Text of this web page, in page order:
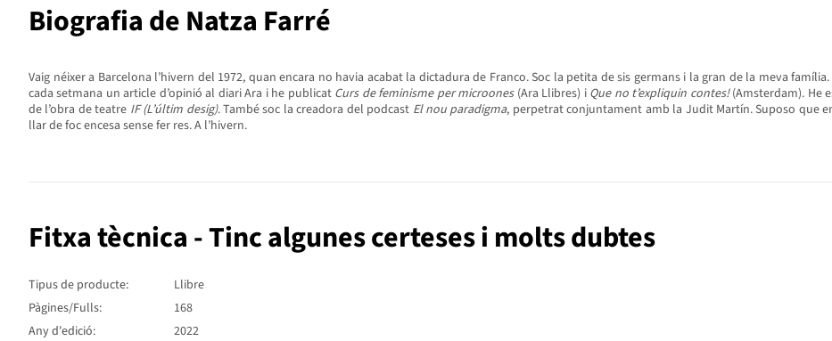
Biografia de Natza Farré
Vaig néixer a Barcelona l’hivern del 1972, quan encara no havia acabat la dictadura de Franco. Soc la petita de sis germans i la gran de la meva
cada setmana un article d’opinió al diari Ara i he publicat Curs de feminisme per microones (Ara Llibres) i Que no t’expliquin contes!(Amsterdam). He
de l’obra de teatre IF (L’últim desig). També soc la creadora del podcast El nou paradigma, perpetrat conjuntament amb la Judit Martín. Suposo que
llar de foc encesa sense fer res. A l’hivern.
Fitxa tècnica - Tinc algunes certeses i molts dubtes
Tipus de producte:
Llibre
Pàgines/Fulls:
168
Any d'edició:
2022